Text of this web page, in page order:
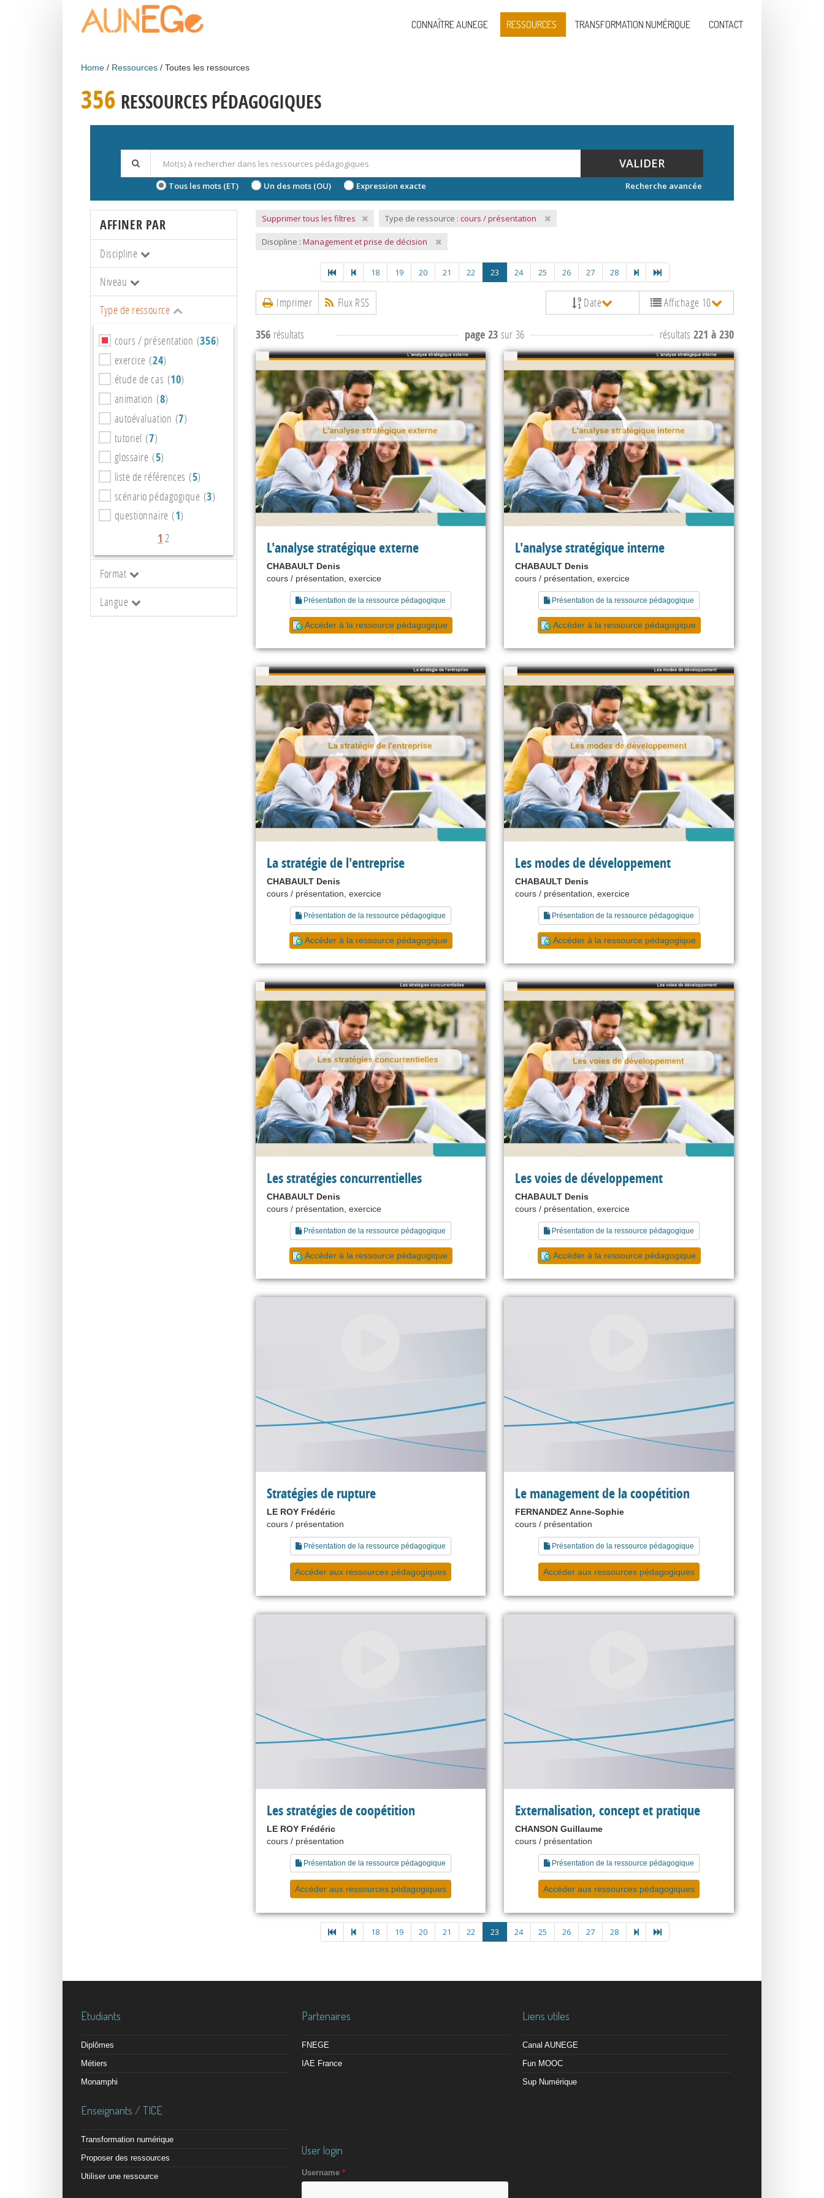
CONNAÎTRE AUNEGE RESSOURCES TRANSFORMATION NUMÉRIQUE CONTACT
Home Ressources Toutes les ressources
356 RESSOURCES PÉDAGOGIQUES
VALIDER
Tous les mots (ET) Un des mots (OU) Expression exacte Recherche avancée
AFFINER PAR
Discipline
Niveau
Type de ressource
cours / présentation (356)
exercice (24)
étude de cas (10)
animation (8)
autoévaluation (7)
tutoriel (7)
glossaire (5)
liste de références (5)
scénario pédagogique (3)
questionnaire (1)
1 2
Format
Langue
Supprimer tous les filtres Type de ressource : cours / présentation
Discipline : Management et prise de décision
18 19 20 21 22 23 24 25 26 27 28
Imprimer Flux RSS Date Affichage 10
356 résultats page 23 sur 36 résultats 221 à 230
L'analyse stratégique externe
CHABAULT Denis
cours / présentation, exercice
Présentation de la ressource pédagogique
Accéder à la ressource pédagogique
L'analyse stratégique interne
CHABAULT Denis
cours / présentation, exercice
Présentation de la ressource pédagogique
Accéder à la ressource pédagogique
La stratégie de l'entreprise
CHABAULT Denis
cours / présentation, exercice
Présentation de la ressource pédagogique
Accéder à la ressource pédagogique
Les modes de développement
CHABAULT Denis
cours / présentation, exercice
Présentation de la ressource pédagogique
Accéder à la ressource pédagogique
Les stratégies concurrentielles
CHABAULT Denis
cours / présentation, exercice
Présentation de la ressource pédagogique
Accéder à la ressource pédagogique
Les voies de développement
CHABAULT Denis
cours / présentation, exercice
Présentation de la ressource pédagogique
Accéder à la ressource pédagogique
Stratégies de rupture
LE ROY Frédéric
cours / présentation
Présentation de la ressource pédagogique
Accéder aux ressources pédagogiques
Le management de la coopétition
FERNANDEZ Anne-Sophie
cours / présentation
Présentation de la ressource pédagogique
Accéder aux ressources pédagogiques
Les stratégies de coopétition
LE ROY Frédéric
cours / présentation
Présentation de la ressource pédagogique
Accéder aux ressources pédagogiques
Externalisation, concept et pratique
CHANSON Guillaume
cours / présentation
Présentation de la ressource pédagogique
Accéder aux ressources pédagogiques
18 19 20 21 22 23 24 25 26 27 28
Etudiants
Diplômes
Métiers
Monamphi
Enseignants / TICE
Transformation numérique
Proposer des ressources
Utiliser une ressource
Partenaires
FNEGE
IAE France
Liens utiles
Canal AUNEGE
Fun MOOC
Sup Numérique
User login
Username *